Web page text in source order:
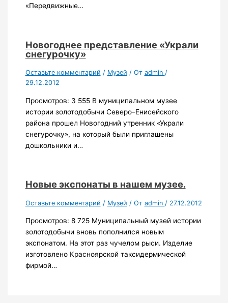
«Передвижные…
Новогоднее представление «Украли
снегурочку»
Оставьте комментарий / Музей / От admin /
29.12.2012
Просмотров: 3 555 В муниципальном музее
истории золотодобычи Северо–Енисейского
района прошел Новогодний утренник «Украли
снегурочку», на который были приглашены
дошкольники и…
Новые экспонаты в нашем музее.
Оставьте комментарий / Музей / От admin / 27.12.2012
Просмотров: 8 725 Муниципальный музей истории
золотодобычи вновь пополнился новым
экспонатом. На этот раз чучелом рыси. Изделие
изготовлено Красноярской таксидермической
фирмой…